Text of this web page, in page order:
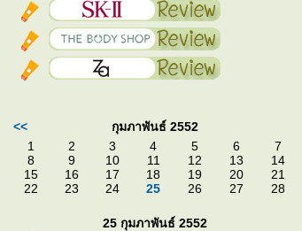
<<
กุมภาพันธ์ 2552
1
2 3 4 5 6
7
8
9 10 11 12 13
14
15
16 17 18 19 20
21
22
23 24 25 26 27 28
25 กุมภาพันธ์ 2552